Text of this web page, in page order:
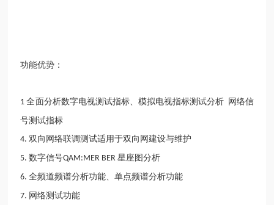
功能优势：
1全面分析数字电视测试指标、模拟电视指标测试分析 网络信
号测试指标
4.双向网络联调测试适用于双向网建设与维护
5.数字信号QAM:MER BER星座图分析
6.全频道频谱分析功能、单点频谱分析功能
7. 网络测试功能